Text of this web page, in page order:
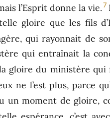
l’Esprit donne la vie. 7
gloire que les fils
qui rayonnait de
qui entraînait la
gloire du ministère qui
ne l’est plus, parce
un moment de gloire,